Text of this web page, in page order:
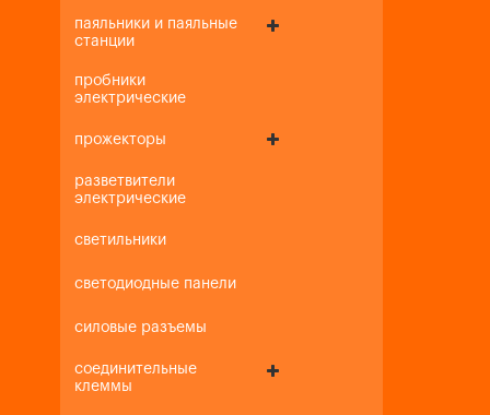
паяльники и паяльные
станции
пробники
электрические
прожекторы
разветвители
электрические
светильники
светодиодные панели
силовые разъемы
соединительные
клеммы